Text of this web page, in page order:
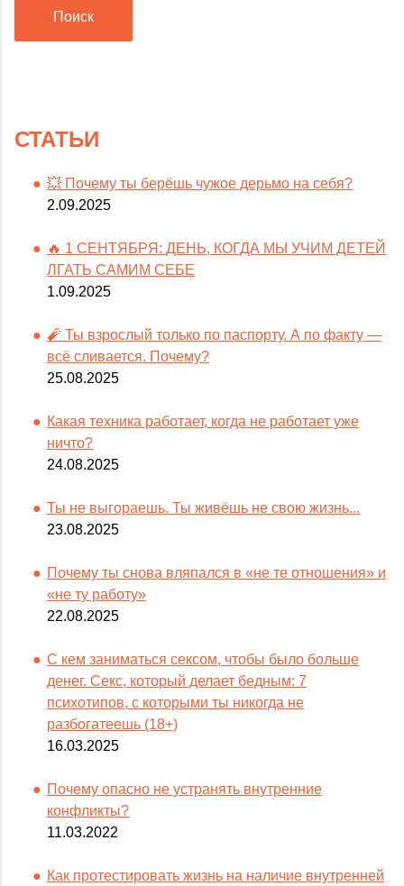
Поиск
СТАТЬИ
💥 Почему ты берёшь чужое дерьмо на себя?
2.09.2025
🔥 1 СЕНТЯБРЯ: ДЕНЬ, КОГДА МЫ УЧИМ ДЕТЕЙ
ЛГАТЬ САМИМ СЕБЕ
1.09.2025
🧨 Ты взрослый только по паспорту. А по факту —
всё сливается. Почему?
25.08.2025
Какая техника работает, когда не работает уже
ничто?
24.08.2025
Ты не выгораешь. Ты живёшь не свою жизнь...
23.08.2025
Почему ты снова вляпался в «не те отношения» и
«не ту работу»
22.08.2025
С кем заниматься сексом, чтобы было больше
денег. Секс, который делает бедным: 7
психотипов, с которыми ты никогда не
разбогатеешь (18+)
16.03.2025
Почему опасно не устранять внутренние
конфликты?
11.03.2022
Как протестировать жизнь на наличие внутренней